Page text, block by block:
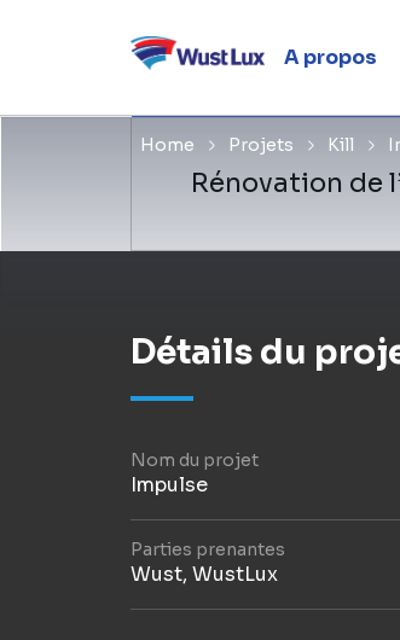
A propos
Home Projets Kill
Rénovation de
Détails du
Nom du projet
Impulse
Parties prenantes
Wust, WustLux